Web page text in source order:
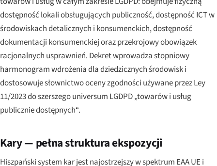
dostępność lokali obsługujących publiczność, dostępność ICT w
środowiskach detalicznych i konsumenckich, dostępność
dokumentacji konsumenckiej oraz przekrojowy obowiązek
racjonalnych usprawnień. Dekret wprowadza stopniowy
harmonogram wdrożenia dla dziedzicznych środowisk i
dostosowuje słownictwo oceny zgodności używane przez Ley
11/2023 do szerszego universum LGDPD „towarów i usług
publicznie dostępnych“.
Kary — pełna struktura ekspozycji
Hiszpański system kar jest najostrzejszy w spektrum EAA UE i